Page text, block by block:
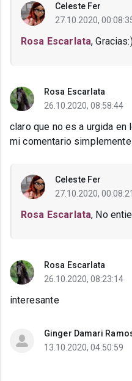
Celeste Fer
27.10.2020,
Rosa Escarlata,
Rosa Escarlata
26.10.2020, 08:58:44
claro que no es a urgida
mi comentario
Celeste Fer
27.10.2020, 00:08:21
Rosa Escarlata, No
Rosa Escarlata
26.10.2020, 08:23:14
interesante
Ginger Damari
13.10.2020, 04:50:59